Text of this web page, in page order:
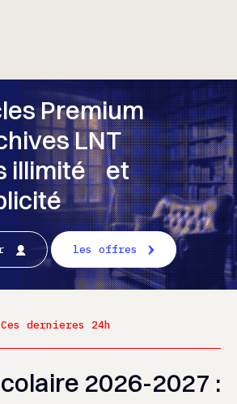
Premium
LNT
illimité et
les offres
Ces dernieres 24h
2026-2027 :